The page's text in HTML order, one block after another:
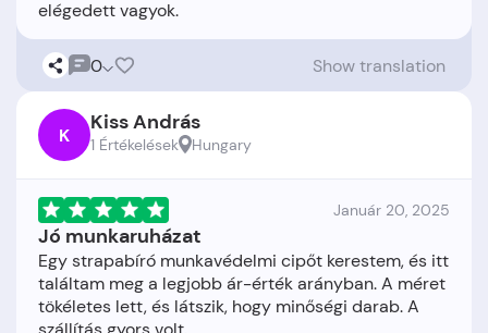
0 Show translation
K Kiss András
1 Értékelések Hungary
Január 20, 2025
Jó munkaruházat
Egy strapabíró munkavédelmi cipőt kerestem, és itt
találtam meg a legjobb ár-érték arányban. A méret
tökéletes lett, és látszik, hogy minőségi darab. A